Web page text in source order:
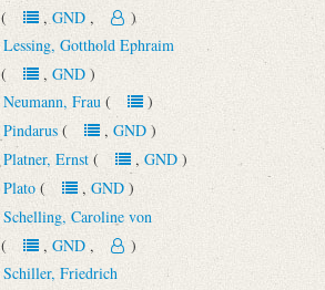
(, GND, )
Lessing, Gotthold Ephraim
(, GND)
Neumann, Frau ()
Pindarus (, GND)
Platner, Ernst (, GND)
Plato (, GND)
Schelling, Caroline von
(, GND, )
Schiller, Friedrich